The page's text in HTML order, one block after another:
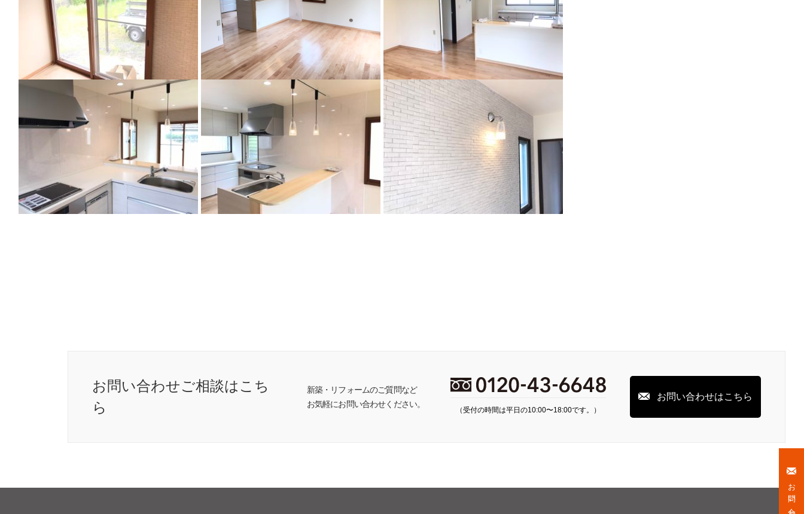
お問い合わせご相談はこち
ら
新築・リフォームのご質問など
お気軽にお問い合わせください。
（受付の時間は平日の10:00〜18:00です。）
お問い合わせはこちら
お問い合わせ